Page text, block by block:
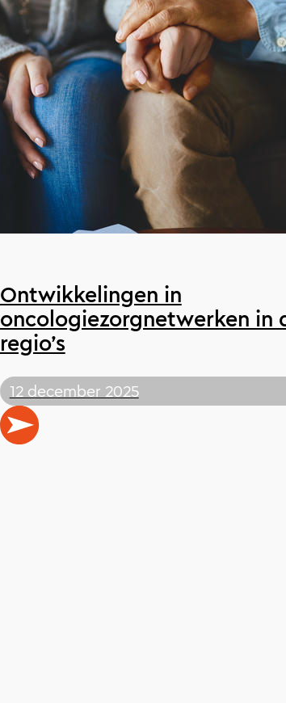
Ontwikkelingen in
oncologiezorgnetwerken in
regio’s
12 december 2025